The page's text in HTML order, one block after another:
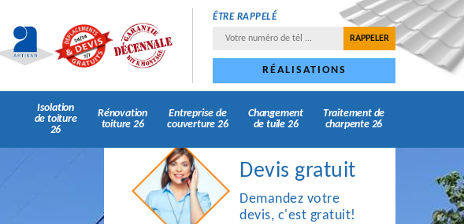
ÊTRE RAPPELÉ
RÉALISATIONS
Isolation
de toiture
26
Rénovation
toiture 26
Entreprise de
couverture 26
Changement
de tuile 26
Traitement de
charpente 26
Devis gratuit
Demandez votre
devis, c'est gratuit!